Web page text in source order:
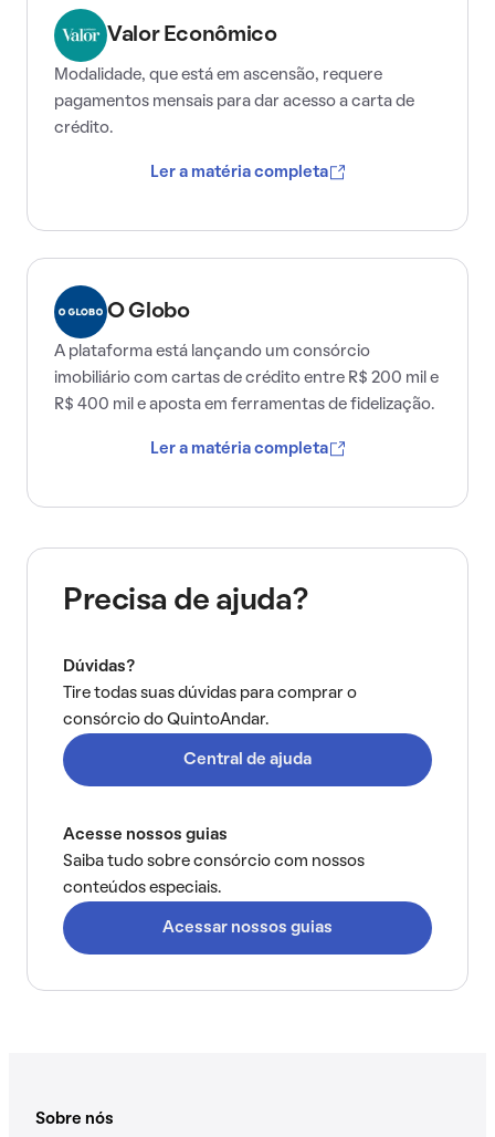
Valor Econômico
Modalidade, que está em ascensão, requere
pagamentos mensais para dar acesso a carta de
crédito.
Ler a matéria completa
O Globo
A plataforma está lançando um consórcio
imobiliário com cartas de crédito entre R$ 200 mil e
R$ 400 mil e aposta em ferramentas de fidelização.
Ler a matéria completa
Precisa de ajuda?
Dúvidas?
Tire todas suas dúvidas para comprar o
consórcio do QuintoAndar.
Central de ajuda
Acesse nossos guias
Saiba tudo sobre consórcio com nossos
conteúdos especiais.
Acessar nossos guias
Sobre nós